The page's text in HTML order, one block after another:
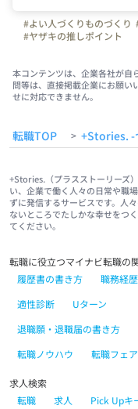
#よい人づくりものづくり
#ヤザキの推しポイント
本コンテンツは、企業各社が自
問等は、直接掲載企業にお願い
せに対応できません。
転職TOP > +Stories. -
+Stories.（プラスストーリーズ
い、企業で働く人々の日常や職
ずに発信するサービスです。人
ないところでたしかな幸せをつ
てください。
転職に役立つマイナビ転職の
履歴書の書き方
職務経
適性診断
Uターン
退職願・退職届の書き方
転職ノウハウ
転職フェ
求人検索
転職
求人 Pick Upキ